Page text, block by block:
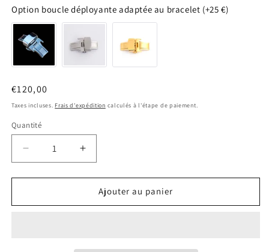
Option boucle déployante adaptée au bracelet (+25 €)
Prix
habituel
€120,00
Taxes incluses. Frais d'expédition calculés à l'étape de paiement.
Quantité
Quantité
Réduire
la
quantité
Bracelet
Augmenter
la
quantité
Bracelet
Ajouter au panier